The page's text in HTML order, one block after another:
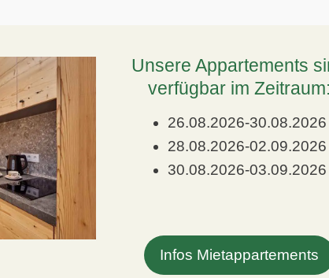
Unsere Appartements
verfügbar im Zeitraum:
26.08.2026-30.08.2026
28.08.2026-02.09.2026
30.08.2026-03.09.2026
Infos Mietappartements